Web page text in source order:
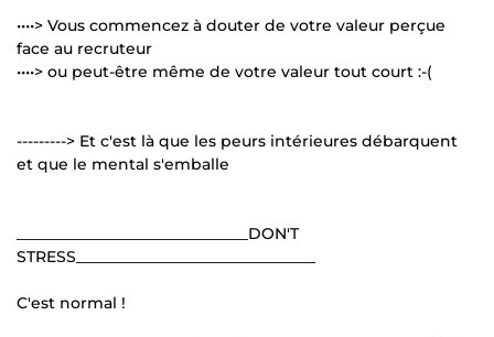
••••> Vous commencez à douter de votre valeur perçue
face au recruteur
••••> ou peut-être même de votre valeur tout court :-(
---------> Et c'est là que les peurs intérieures débarquent
et que le mental s'emballe
______________________________DON'T
STRESS_______________________________
C'est normal !